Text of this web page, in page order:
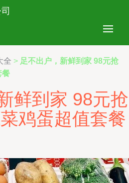
全 > 足不出户，新鲜到家 98元抢
餐
鲜到家 98元抢
鸡蛋超值套餐